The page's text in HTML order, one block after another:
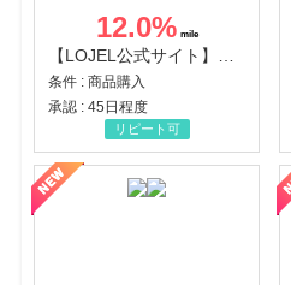
12.0%
【LOJEL公式サイト】スーツケース・バッグ
条件 : 商品購入
承認 : 45日程度
リピート可